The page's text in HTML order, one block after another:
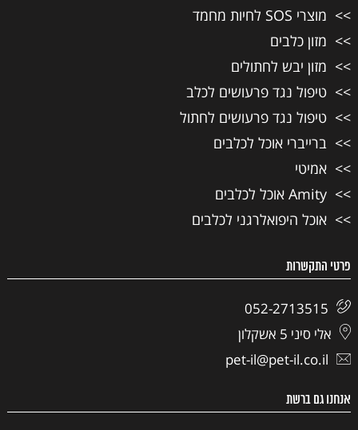
מוצרי SOS לחיות מחמד
מזון כלבים
מזון יבש לחתולים
טיפול נגד פרעושים לכלב
טיפול נגד פרעושים לחתול
ברייברי אוכל לכלבים
אמיטי
Amity אוכל לכלבים
אוכל היפואלרגני לכלבים
פרטי התקשרות
052-2713515
אלי סיני 5 אשקלון
pet-il@pet-il.co.il
אנחנו גם ברשת